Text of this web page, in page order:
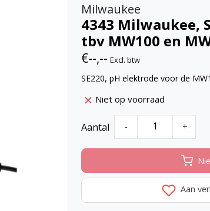
Milwaukee
4343 Milwaukee,
tbv MW100 en
€--,-- Excl. btw
SE220, pH elektrode voor de
Niet op voorraad
Aantal - +
Aan